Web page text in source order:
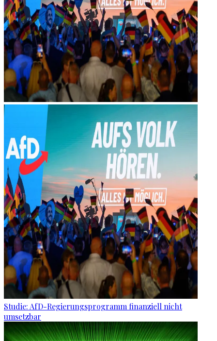
Studie: AfD-Regierungsprogramm finanziell nicht
umsetzbar